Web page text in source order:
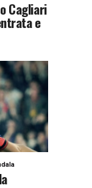
Cagliari
e